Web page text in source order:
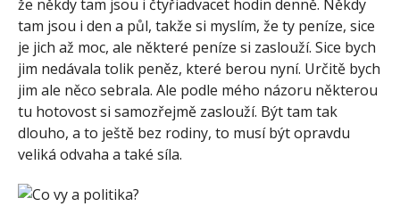
že někdy tam jsou i čtyřiadvacet hodin denně. Někdy
tam jsou i den a půl, takže si myslím, že ty peníze, sice
je jich až moc, ale některé peníze si zaslouží. Sice bych
jim nedávala tolik peněz, které berou nyní. Určitě bych
jim ale něco sebrala. Ale podle mého názoru některou
tu hotovost si samozřejmě zaslouží. Být tam tak
dlouho, a to ještě bez rodiny, to musí být opravdu
veliká odvaha a také síla.